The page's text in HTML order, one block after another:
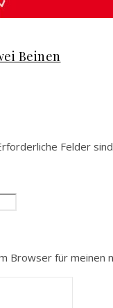
Beinen
Felder
Browser für meinen